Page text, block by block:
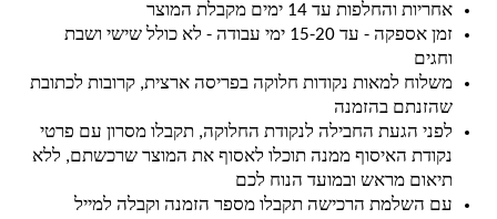
אחריות והחלפות עד 14 ימים מקבלת המוצר
זמן אספקה - עד 15-20 ימי עבודה - לא כולל שישי ושבת
וחגים
משלוח למאות נקודות חלוקה בפריסה ארצית, קרובות לכתובת
שהזנתם בהזמנה
לפני הגעת החבילה לנקודת החלוקה, תקבלו מסרון עם פרטי
נקודת האיסוף ממנה תוכלו לאסוף את המוצר שרכשתם, ללא
תיאום מראש ובמועד הנוח לכם
עם השלמת הרכישה תקבלו מספר הזמנה וקבלה למייל